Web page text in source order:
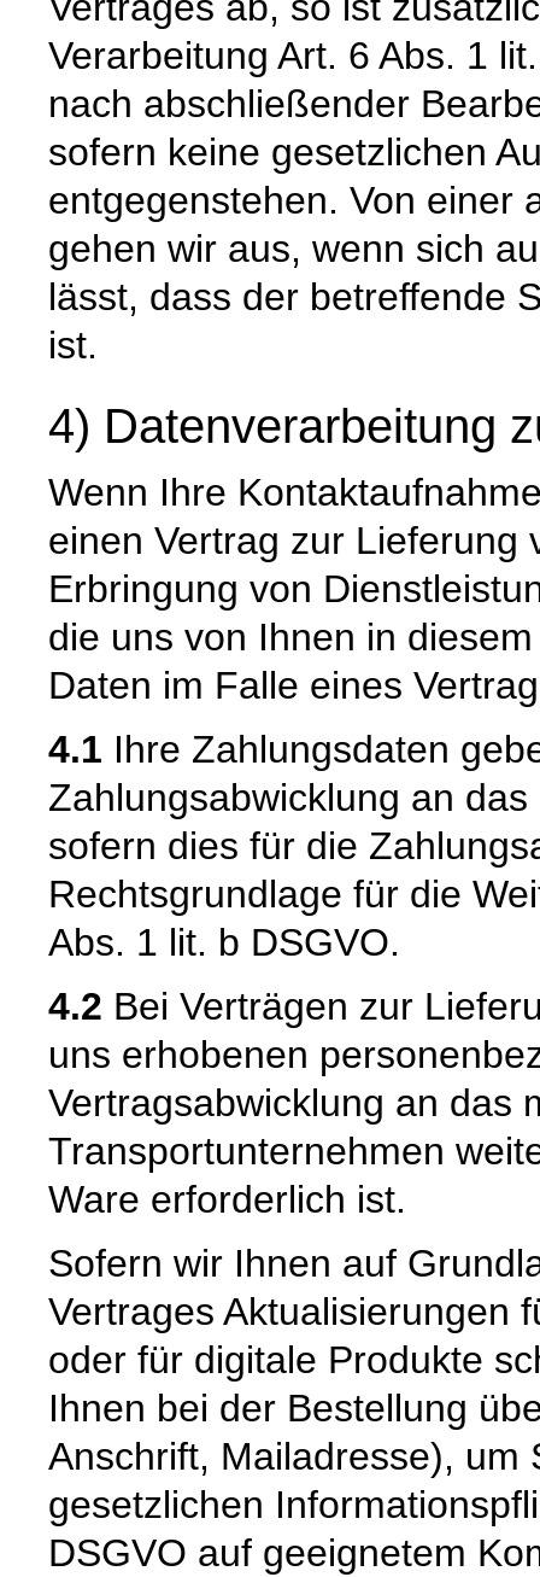
Verarbeitung Art. 6 Abs. 1
nach abschließender
sofern keine gesetzlichen
entgegenstehen. Von einer
gehen wir aus, wenn sich
lässt, dass der betreffende
ist.
4) Datenverarbeitung
Wenn Ihre
einen Vertrag zur Lieferung
Erbringung von
die uns von Ihnen in
Daten im Falle eines
4.1 Ihre Zahlungsdaten
Zahlungsabwicklung an
sofern dies für die
Rechtsgrundlage für die
Abs. 1 lit. b DSGVO.
4.2 Bei Verträgen zur
uns erhobenen
Vertragsabwicklung an das
Transportunternehmen
Ware erforderlich ist.
Sofern wir Ihnen auf
Vertrages Aktualisierungen
oder für digitale Produkte
Ihnen bei der Bestellung
Anschrift, Mailadresse), um
gesetzlichen
DSGVO auf geeignetem